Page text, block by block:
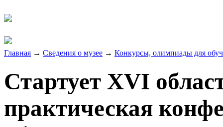
Главная → Сведения о музее → Конкурсы, олимпиады для
Стартует XVI
практическая